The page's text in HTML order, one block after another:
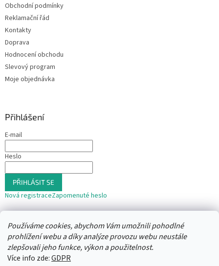
Používáme cookies, abychom Vám umožnili pohodlné
prohlížení webu a díky analýze provozu webu neustále
zlepšovali jeho funkce, výkon a použitelnost.
Více info zde:GDPR
Obchodní podmínky
Reklamační řád
Kontakty
Doprava
Hodnocení obchodu
Slevový program
Moje objednávka
Přihlášení
E-mail
Heslo
PŘIHLÁSIT SE
Nová registraceZapomenuté heslo
nebo
Přihlásit se přes Seznam